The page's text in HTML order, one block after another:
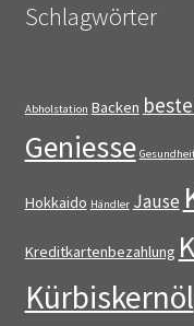
Schlagwörter
Abholstation Backen
Geniesse
Hokkaido Händler Jause
Kreditkartenbezahlung
Kürbiskernöl